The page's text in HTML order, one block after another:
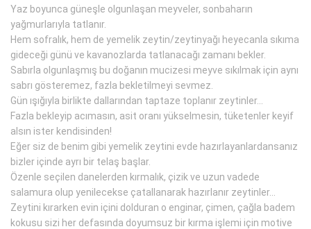
Yaz boyunca güneşle olgunlaşan meyveler, sonbaharın
yağmurlarıyla tatlanır.
Hem sofralık, hem de yemelik zeytin/zeytinyağı heyecanla sıkıma
gideceği günü ve kavanozlarda tatlanacağı zamanı bekler.
Sabırla olgunlaşmış bu doğanın mucizesi meyve sıkılmak için aynı
sabrı gösteremez, fazla bekletilmeyi sevmez.
Gün ışığıyla birlikte dallarından taptaze toplanır zeytinler…
Fazla bekleyip acımasın, asit oranı yükselmesin, tüketenler keyif
alsın ister kendisinden!
Eğer siz de benim gibi yemelik zeytini evde hazırlayanlardansanız
bizler içinde ayrı bir telaş başlar.
Özenle seçilen danelerden kırmalık, çizik ve uzun vadede
salamura olup yenilecekse çatallanarak hazırlanır zeytinler…
Zeytini kırarken evin içini dolduran o enginar, çimen, çağla badem
kokusu sizi her defasında doyumsuz bir kırma işlemi için motive